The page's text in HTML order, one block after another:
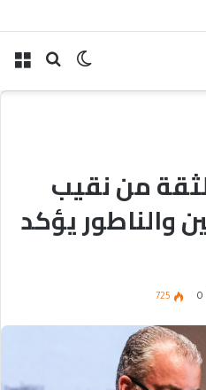
بحث الوضع
من نقيب
والناطور يؤكد
0
725